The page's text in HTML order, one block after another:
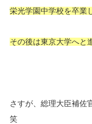
栄光学園中学校を卒業
その後は東京大学へと
さすが、総理大臣補佐
笑